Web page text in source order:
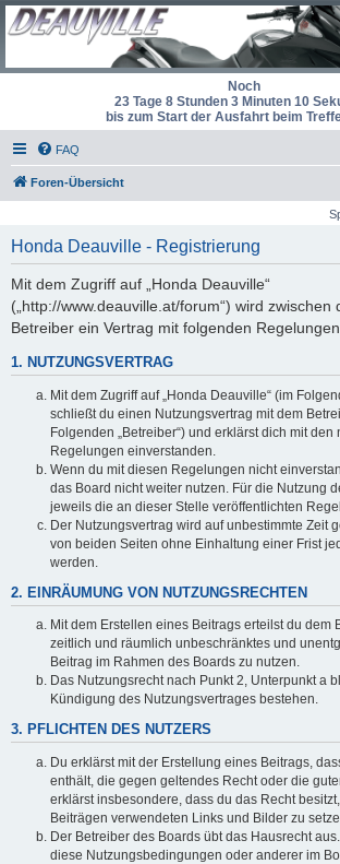
Noch
23 Tage 8 Stunden 3 Minuten 10
bis zum Start der Ausfahrt beim
FAQ
Foren-Übersicht
Honda Deauville - Registrierung
Mit dem Zugriff auf „Honda Deauville“
(„http://www.deauville.at/forum“) wird zwischen
Betreiber ein Vertrag mit folgenden
1. NUTZUNGSVERTRAG
Mit dem Zugriff auf „Honda Deauville“ (im
schließt du einen Nutzungsvertrag mit dem
Folgenden „Betreiber“) und erklärst dich mit den
Regelungen einverstanden.
Wenn du mit diesen Regelungen nicht
das Board nicht weiter nutzen. Für die Nutzung
jeweils die an dieser Stelle veröffentlichten
Der Nutzungsvertrag wird auf unbestimmte Zeit
von beiden Seiten ohne Einhaltung einer Frist
werden.
2. EINRÄUMUNG VON NUTZUNGSRECHTEN
Mit dem Erstellen eines Beitrags erteilst du dem
zeitlich und räumlich unbeschränktes und
Beitrag im Rahmen des Boards zu nutzen.
Das Nutzungsrecht nach Punkt 2, Unterpunkt a
Kündigung des Nutzungsvertrages bestehen.
3. PFLICHTEN DES NUTZERS
Du erklärst mit der Erstellung eines Beitrags,
enthält, die gegen geltendes Recht oder die
erklärst insbesondere, dass du das Recht
Beiträgen verwendeten Links und Bilder zu
Der Betreiber des Boards übt das Hausrecht
diese Nutzungsbedingungen oder anderer im